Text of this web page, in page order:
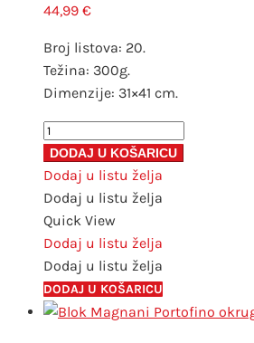
44,99 €
Broj listova: 20.
Težina: 300g.
Dimenzije: 31×41 cm.
Blok
Magnani
Portofino
31x41
količina
DODAJ U KOŠARICU
Dodaj u listu želja
Dodaj u listu želja
Quick View
Dodaj u listu želja
Dodaj u listu želja
DODAJ U KOŠARICU